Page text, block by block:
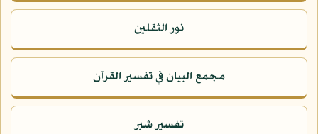
نور الثقلين
مجمع البيان في تفسير القرآن
تفسير شبر